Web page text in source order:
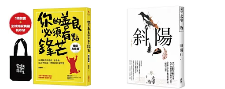
廣嶋玲子(5)
松本大洋(5) 林旦妃(5)
小熊出版(21)
天下雜誌(20) 親子天下(20)
懶鬼子英日語(19) 愛米粒(18)
上市日期 (可複選)
一個月內上市新品(47)
本週上市新品(10)